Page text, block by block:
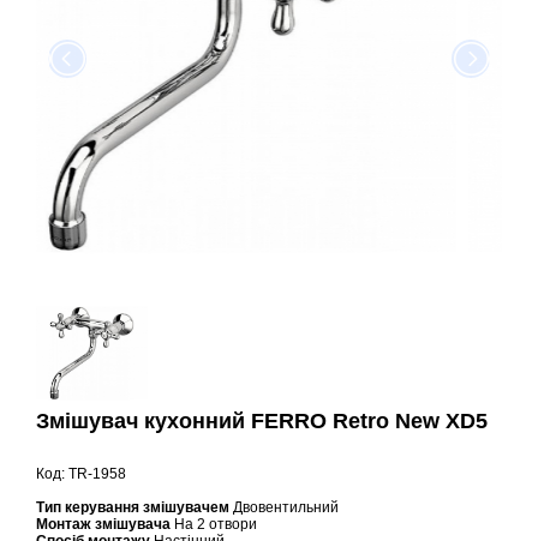
Змішувач кухонний FERRO Retro New XD5
Код: TR-1958
Тип керування змішувачем Двовентильний
Монтаж змішувача На 2 отвори